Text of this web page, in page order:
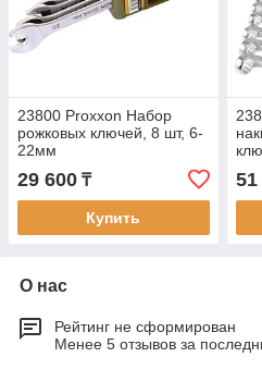
23800 Proxxon Набор
рожковых ключей, 8 шт, 6-
22мм
29 600 ₸
Купить
51
О нас
Рейтинг не сформирован
Менее 5 отзывов за